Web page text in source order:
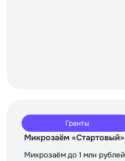
Гранты
Микрозаём «Стартовый»
Микрозаём до 1 млн рублей